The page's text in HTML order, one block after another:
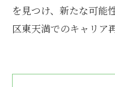
を見つけ、新たな可能
区東天満でのキャリア